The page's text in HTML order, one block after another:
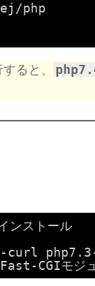
php
ると、
ストール
CGIモジュ